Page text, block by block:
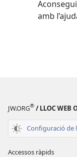
amb
JW.ORG® / LLOC WEB
Configuració de
Accessos ràpids